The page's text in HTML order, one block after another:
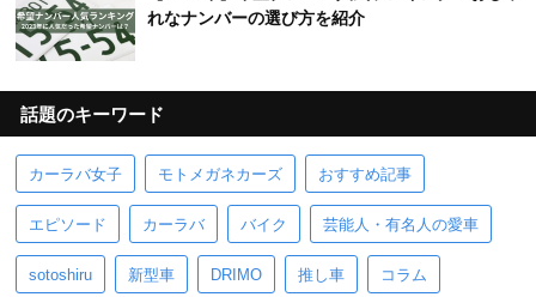
れなナンバーの選び方を紹介
話題のキーワード
カーラバ女子 モトメガネカーズ おすすめ記事
エピソード カーラバ バイク 芸能人・有名人の愛車
sotoshiru 新型車 DRIMO 推し車 コラム